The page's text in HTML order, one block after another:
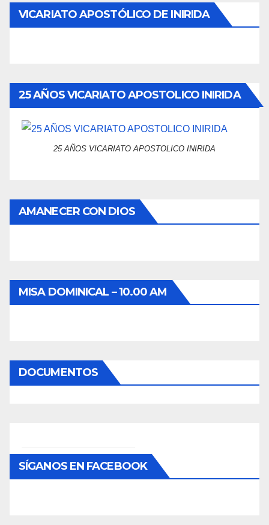
VICARIATO APOSTÓLICO DE INIRIDA
25 AÑOS VICARIATO APOSTOLICO INIRIDA
25 AÑOS VICARIATO APOSTOLICO INIRIDA
AMANECER CON DIOS
MISA DOMINICAL – 10.00 AM
DOCUMENTOS
SÍGANOS EN FACEBOOK